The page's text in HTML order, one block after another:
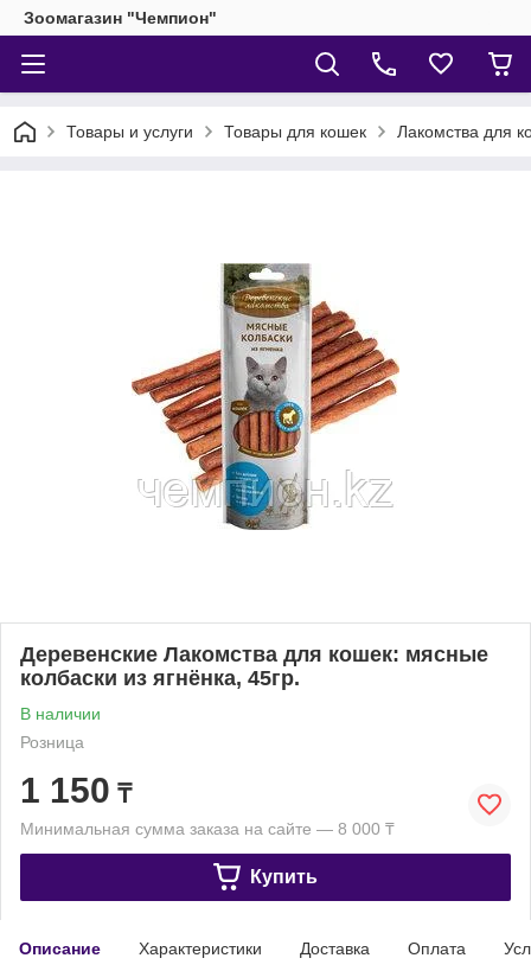
Зоомагазин "Чемпион"
Товары и услуги Товары для кошек Лакомства для
Деревенские Лакомства для кошек: мясные
колбаски из ягнёнка, 45гр.
В наличии
Розница
1 150 ₸
Минимальная сумма заказа на сайте — 8 000 ₸
Купить
Описание Характеристики Доставка Оплата